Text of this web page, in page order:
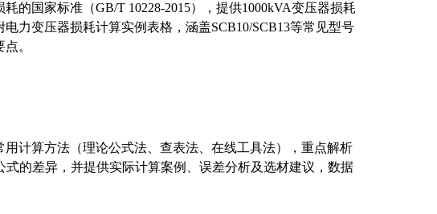
的国家标准（GB/T 10228-2015），提供1000kVA变压器损耗
力变压器损耗计算实例表格，涵盖SCB10/SCB13等常见型号
。
计算方法（理论公式法、查表法、在线工具法），重点解析
式的差异，并提供实际计算案例、误差分析及选材建议，数据